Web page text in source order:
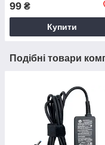
99 ₴
Купити
Подібні товари